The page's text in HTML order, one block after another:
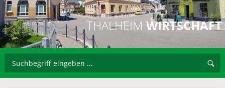
THALHEIM WIRTSCHAFT